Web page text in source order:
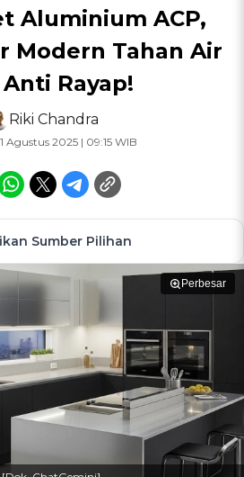
Aluminium ACP,
Modern Tahan Air
Rayap!
Riki Chandra
Agustus 2025 | 09:15 WIB
Sumber Pilihan
Perbesar